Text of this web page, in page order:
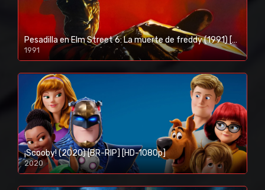
Pesadilla en Elm Street 6: La muerte de freddy (1991) [BR-RIP] [HD-1080p]
1991
¡Scooby! (2020) [BR-RIP] [HD-1080p]
2020
1080p/720p